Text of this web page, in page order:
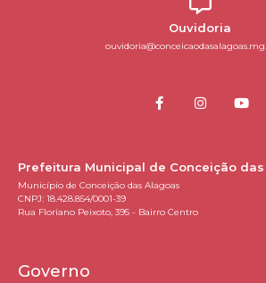
Ouvidoria
Prefeitura Municipal de Conceição
Município de Conceição das Alagoas
CNPJ: 18.428.854/0001-39
Rua Floriano Peixoto, 395 - Bairro Centro
Governo